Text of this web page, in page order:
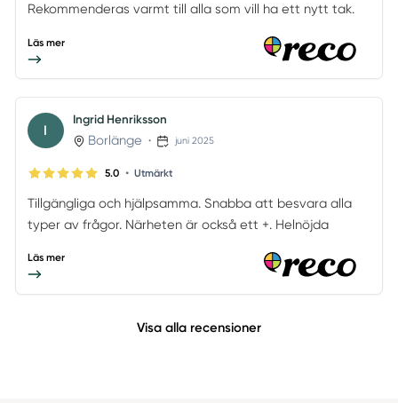
Rekommenderas varmt till alla som vill ha ett nytt tak.
Läs mer
I
Ingrid Henriksson
Borlänge • juni 2025
5.0 • Utmärkt
Tillgängliga och hjälpsamma. Snabba att besvara alla
typer av frågor. Närheten är också ett +. Helnöjda
Läs mer
Visa alla recensioner